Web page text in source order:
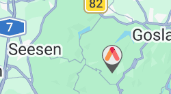
Datenschutzerklärung